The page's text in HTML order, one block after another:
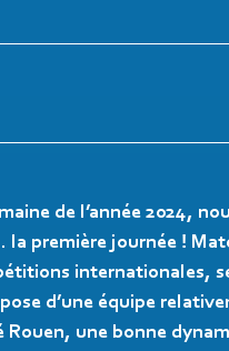
de l’année 2024,
première journée !
internationales,
d’une équipe
Rouen, une bonne